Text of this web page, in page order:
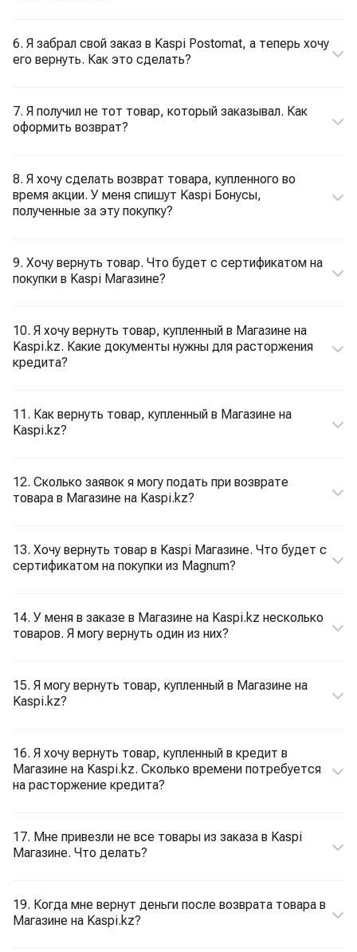
6. Я забрал свой заказ в Kaspi Postomat, а теперь хочу
его вернуть. Как это сделать?
7. Я получил не тот товар, который заказывал. Как
оформить возврат?
8. Я хочу сделать возврат товара, купленного во
время акции. У меня спишут Kaspi Бонусы,
полученные за эту покупку?
9. Хочу вернуть товар. Что будет с сертификатом на
покупки в Kaspi Магазине?
10. Я хочу вернуть товар, купленный в Магазине на
Kaspi.kz. Какие документы нужны для расторжения
кредита?
11. Как вернуть товар, купленный в Магазине на
Kaspi.kz?
12. Сколько заявок я могу подать при возврате
товара в Магазине на Kaspi.kz?
13. Хочу вернуть товар в Kaspi Магазине. Что будет с
сертификатом на покупки из Magnum?
14. У меня в заказе в Магазине на Kaspi.kz несколько
товаров. Я могу вернуть один из них?
15. Я могу вернуть товар, купленный в Магазине на
Kaspi.kz?
16. Я хочу вернуть товар, купленный в кредит в
Магазине на Kaspi.kz. Сколько времени потребуется
на расторжение кредита?
17. Мне привезли не все товары из заказа в Kaspi
Магазине. Что делать?
19. Когда мне вернут деньги после возврата товара в
Магазине на Kaspi.kz?